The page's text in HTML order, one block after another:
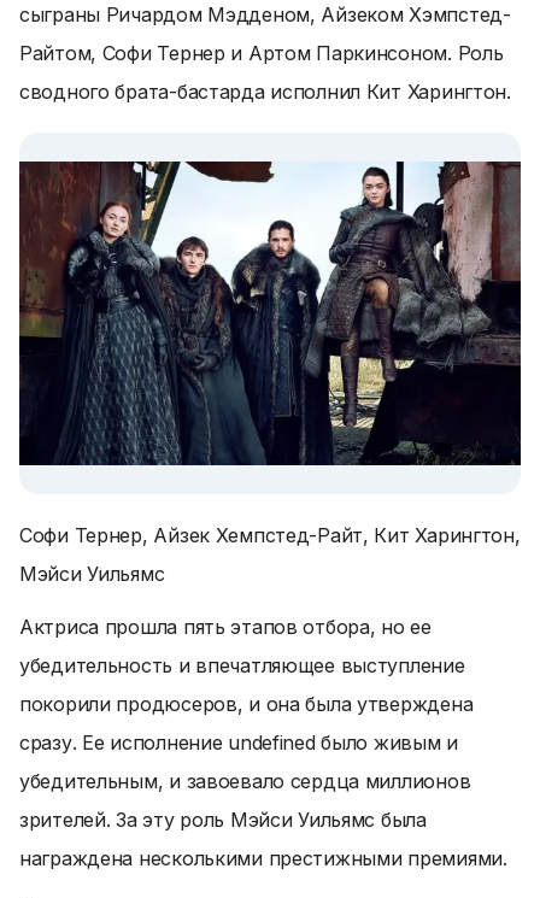
сыграны Ричардом Мэдденом, Айзеком Хэмпстед-
Райтом, Софи Тернер и Артом Паркинсоном. Роль
сводного брата-бастарда исполнил Кит Харингтон.
Софи Тернер, Айзек Хемпстед-Райт, Кит Харингтон,
Мэйси Уильямс
Актриса прошла пять этапов отбора, но ее
убедительность и впечатляющее выступление
покорили продюсеров, и она была утверждена
сразу. Ее исполнение undefined было живым и
убедительным, и завоевало сердца миллионов
зрителей. За эту роль Мэйси Уильямс была
награждена несколькими престижными премиями.